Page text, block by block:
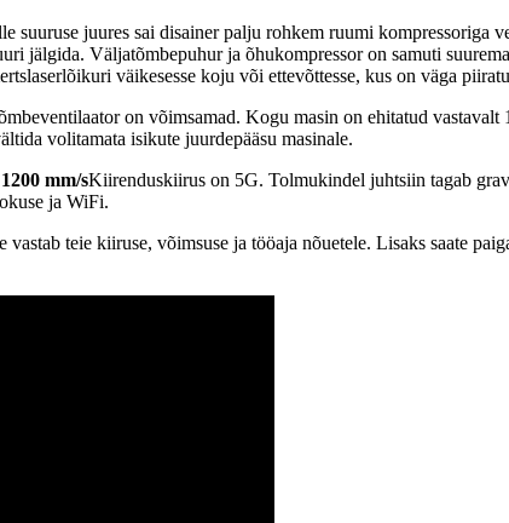
juures sai disainer palju rohkem ruumi kompressoriga
jälgida. Väljatõmbepuhur ja õhukompressor on samuti
väikesesse koju või ettevõttesse, kus on väga
on võimsamad. Kogu masin on ehitatud vastavalt
volitamata isikute juurdepääsu masinale.
mm/sKiirenduskiirus on 5G. Tolmukindel juhtsiin tagab
ja WiFi.
teie kiiruse, võimsuse ja tööaja nõuetele. Lisaks saate